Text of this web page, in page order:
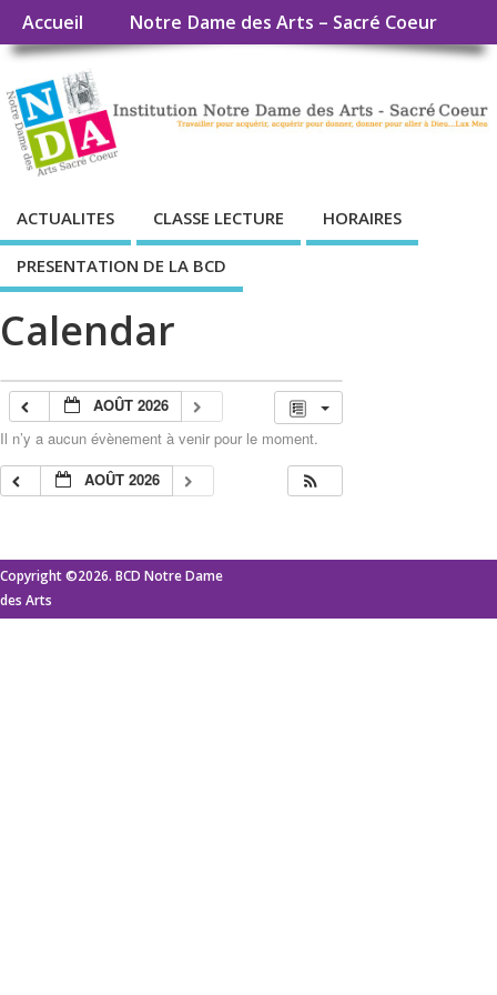
Accueil Notre Dame des Arts – Sacré Coeur
ACTUALITES CLASSE LECTURE HORAIRES
PRESENTATION DE LA BCD
Calendar
AOÛT 2026
Il n’y a aucun évènement à venir pour le moment.
AOÛT 2026
Copyright ©2026. BCD Notre Dame
des Arts